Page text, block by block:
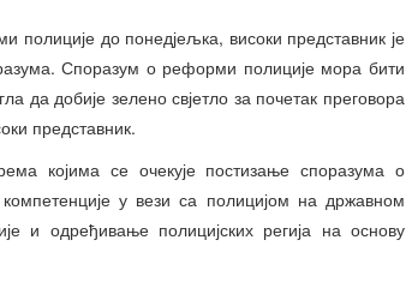
до понедјељка, високи представник је
Споразум о реформи полиције мора бити
да добије зелено свјетло за почетак преговора
представник.
којима се очекује постизање споразума о
у вези са полицијом на државном
и одређивање полицијских регија на основу